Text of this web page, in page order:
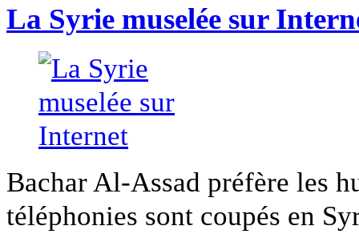
La Syrie muselée sur
Bachar Al-Assad préfère les
téléphonies sont coupés en